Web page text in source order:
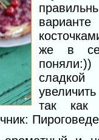
же в
сладкой
так как